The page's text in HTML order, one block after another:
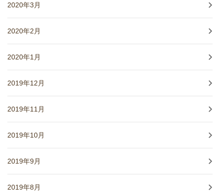
2020年3月
2020年2月
2020年1月
2019年12月
2019年11月
2019年10月
2019年9月
2019年8月